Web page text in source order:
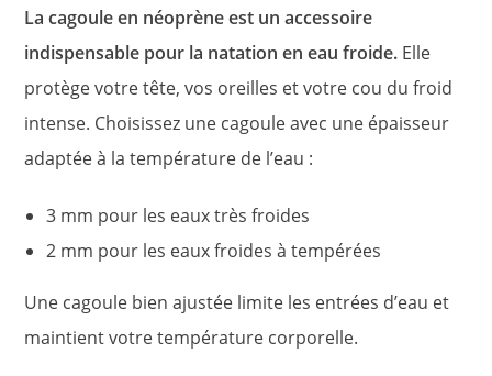
La cagoule en néoprène est un accessoire
indispensable pour la natation en eau froide. Elle
protège votre tête, vos oreilles et votre cou du froid
intense. Choisissez une cagoule avec une épaisseur
adaptée à la température de l’eau :
3 mm pour les eaux très froides
2 mm pour les eaux froides à tempérées
Une cagoule bien ajustée limite les entrées d’eau et
maintient votre température corporelle.